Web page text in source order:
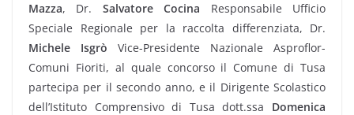
Mazza, Dr. Salvatore Cocina Responsabile Ufficio
Speciale Regionale per la raccolta differenziata, Dr.
Michele Isgrò Vice-Presidente Nazionale Asproflor-
Comuni Fioriti, al quale concorso il Comune di Tusa
partecipa per il secondo anno, e il Dirigente Scolastico
dell’Istituto Comprensivo di Tusa dott.ssa Domenica